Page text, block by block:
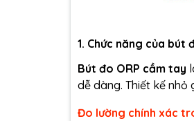
1. Chức năng của bút
Bút đo ORP cầm tay
dễ dàng. Thiết kế nhỏ
Đo lường chính xác